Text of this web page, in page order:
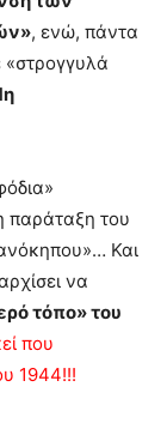
, ενώ, πάντα
«στρογγυλά
παράταξη του
Και
να
τόπο» του
που
1944!!!